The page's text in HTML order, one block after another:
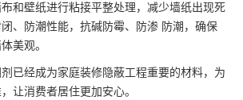
和壁纸进行粘接平整处理，减少墙纸出现死
、防潮性能，抗碱防霉、防渗 防潮，确保
美观。
已经成为家庭装修隐蔽工程重要的材料，为
让消费者居住更加安心。